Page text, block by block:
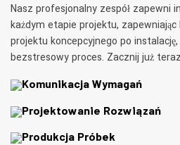
Nasz profesjonalny zespół zapewni
każdym etapie projektu, zapewniając
projektu koncepcyjnego po
bezstresowy proces. Zacznij już
Komunikacja Wymagań
Projektowanie Rozwiązań
Produkcja Próbek